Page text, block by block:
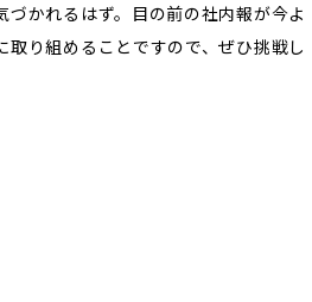
かれるはず。目の前の社内報が今よ
り組めることですので、ぜひ挑戦し